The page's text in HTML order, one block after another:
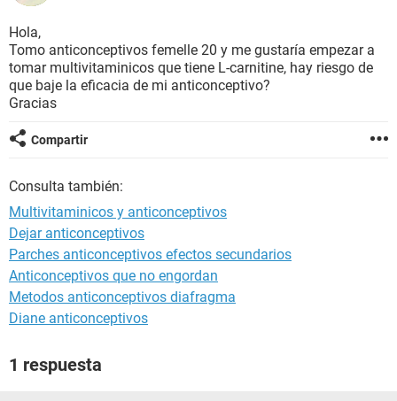
BIENESTAR
SEXUALIDAD
GLOSARIO
Hola,
Tomo anticonceptivos femelle 20 y me gustaría empezar a
tomar multivitaminicos que tiene L-carnitine, hay riesgo de
que baje la eficacia de mi anticonceptivo?
Gracias
Compartir
Consulta también:
Multivitaminicos y anticonceptivos
Dejar anticonceptivos
Parches anticonceptivos efectos secundarios
Anticonceptivos que no engordan
Metodos anticonceptivos diafragma
Diane anticonceptivos
1 respuesta